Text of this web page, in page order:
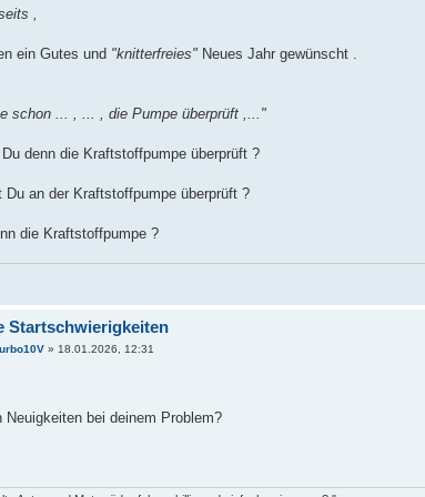
,
ein Gutes und "knitterfreies" Neues Jahr gewünscht .
schon ... , ... , die Pumpe überprüft ,..."
denn die Kraftstoffpumpe überprüft ?
Du an der Kraftstoffpumpe überprüft ?
die Kraftstoffpumpe ?
Startschwierigkeiten
» 18.01.2026, 12:31
Neuigkeiten bei deinem Problem?